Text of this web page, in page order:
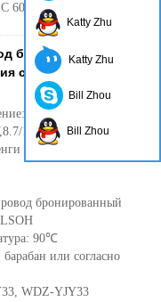
60840:1999
бронированный
с напряжением
10KV,8.7/15KV,12/
проводник, чистая
бронированный
90℃
или согласно
WDZ-YJY33
Katty Zhu
Katty Zhu
Bill Zhou
Bill Zhou